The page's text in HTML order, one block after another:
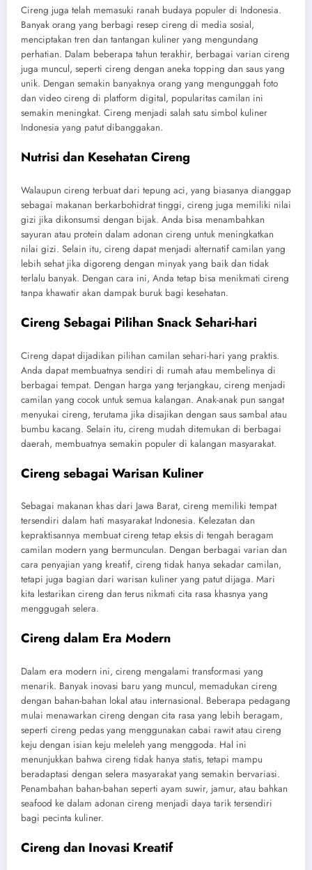
Cireng juga telah memasuki ranah budaya populer di Indonesia.
Banyak orang yang berbagi resep cireng di media sosial,
menciptakan tren dan tantangan kuliner yang mengundang
perhatian. Dalam beberapa tahun terakhir, berbagai varian cireng
juga muncul, seperti cireng dengan aneka topping dan saus yang
unik. Dengan semakin banyaknya orang yang mengunggah foto
dan video cireng di platform digital, popularitas camilan ini
semakin meningkat. Cireng menjadi salah satu simbol kuliner
Indonesia yang patut dibanggakan.
Nutrisi dan Kesehatan Cireng
Walaupun cireng terbuat dari tepung aci, yang biasanya dianggap
sebagai makanan berkarbohidrat tinggi, cireng juga memiliki nilai
gizi jika dikonsumsi dengan bijak. Anda bisa menambahkan
sayuran atau protein dalam adonan cireng untuk meningkatkan
nilai gizi. Selain itu, cireng dapat menjadi alternatif camilan yang
lebih sehat jika digoreng dengan minyak yang baik dan tidak
terlalu banyak. Dengan cara ini, Anda tetap bisa menikmati cireng
tanpa khawatir akan dampak buruk bagi kesehatan.
Cireng Sebagai Pilihan Snack Sehari-hari
Cireng dapat dijadikan pilihan camilan sehari-hari yang praktis.
Anda dapat membuatnya sendiri di rumah atau membelinya di
berbagai tempat. Dengan harga yang terjangkau, cireng menjadi
camilan yang cocok untuk semua kalangan. Anak-anak pun sangat
menyukai cireng, terutama jika disajikan dengan saus sambal atau
bumbu kacang. Selain itu, cireng mudah ditemukan di berbagai
daerah, membuatnya semakin populer di kalangan masyarakat.
Cireng sebagai Warisan Kuliner
Sebagai makanan khas dari Jawa Barat, cireng memiliki tempat
tersendiri dalam hati masyarakat Indonesia. Kelezatan dan
kepraktisannya membuat cireng tetap eksis di tengah beragam
camilan modern yang bermunculan. Dengan berbagai varian dan
cara penyajian yang kreatif, cireng tidak hanya sekadar camilan,
tetapi juga bagian dari warisan kuliner yang patut dijaga. Mari
kita lestarikan cireng dan terus nikmati cita rasa khasnya yang
menggugah selera.
Cireng dalam Era Modern
Dalam era modern ini, cireng mengalami transformasi yang
menarik. Banyak inovasi baru yang muncul, memadukan cireng
dengan bahan-bahan lokal atau internasional. Beberapa pedagang
mulai menawarkan cireng dengan cita rasa yang lebih beragam,
seperti cireng pedas yang menggunakan cabai rawit atau cireng
keju dengan isian keju meleleh yang menggoda. Hal ini
menunjukkan bahwa cireng tidak hanya statis, tetapi mampu
beradaptasi dengan selera masyarakat yang semakin bervariasi.
Penambahan bahan-bahan seperti ayam suwir, jamur, atau bahkan
seafood ke dalam adonan cireng menjadi daya tarik tersendiri
bagi pecinta kuliner.
Cireng dan Inovasi Kreatif